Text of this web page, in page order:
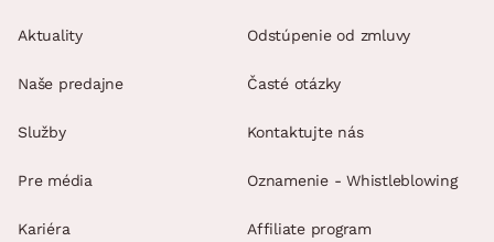
Aktuality
Naše predajne
Služby
Pre média
Kariéra
Odstúpenie od zmluvy
Časté otázky
Kontaktujte nás
Oznamenie - Whistleblowing
Affiliate program